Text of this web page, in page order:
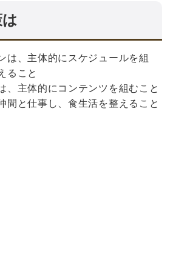
は、主体的にスケジュールを組
ること
、主体的にコンテンツを組むこと
間と仕事し、食生活を整えること